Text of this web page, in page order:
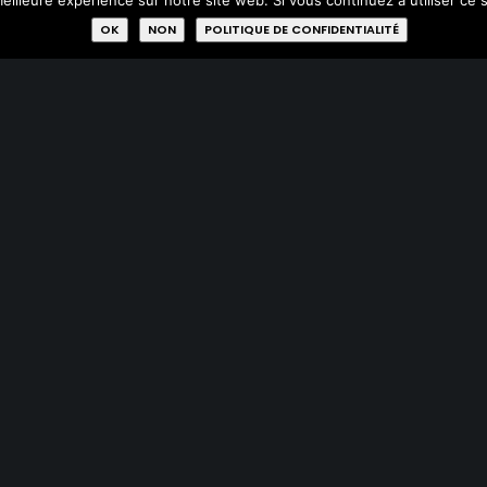
Acheter OK
NON POLITIQUE DE CONFIDENTIALITÉ